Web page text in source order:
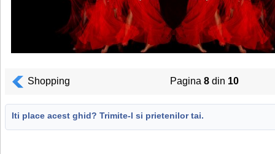
Shopping Pagina 8 din 10
Iti place acest ghid? Trimite-l si prietenilor tai.